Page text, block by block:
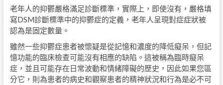
老年人的抑鬱嚴格滿足診斷標準，實際上，即使沒有，嚴格填
寫DSM診斷標準中的抑鬱症的定義，老年人呈現對症症狀被
認為是固定數量。
雖然一些抑鬱症患者被懷疑是從記憶和濃度的降低癡呆，但記
憶功能的臨床檢查可能沒有相應的缺陷。這被稱為臨時癡呆
症，並且可能存在日常波動和情緒障礙的歷史，因此如果您區
分它，則為患者的病史和觀察患者的精神狀況和行為是必不可